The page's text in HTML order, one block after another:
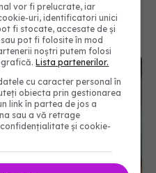
vor fi prelucrate, iar
uri, identificatori unici
fi stocate, accesate de și
pot fi folosite în mod
noștri putem folosi
Lista partenerilor.
cu caracter personal în
obiecta prin gestionarea
link în partea de jos a
sau a vă retrage
și cookie-